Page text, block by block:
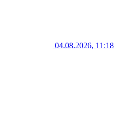
04.08.2026, 11:18